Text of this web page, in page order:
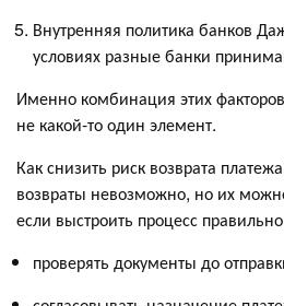
Внутренняя политика банков
условиях разные банки
Именно комбинация этих факторов
не какой-то один элемент.
Как снизить риск возврата
возвраты невозможно, но их
если выстроить процесс
проверять документы до